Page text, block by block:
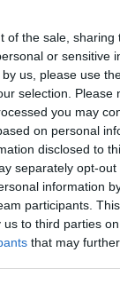
of the sale, sharing
or sensitive
us, please use
selection. Please
you may
on personal
disclosed to
separately opt-
information
participants.
us to third parties
that may